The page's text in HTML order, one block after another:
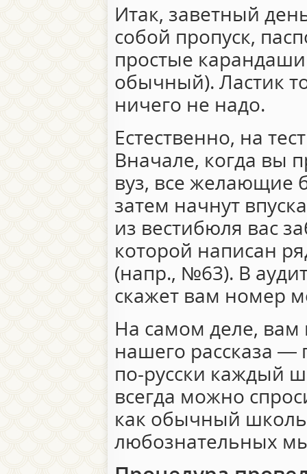
Итак, заветный
собой пропуск,
простые
обычный). Ластик
ничего не надо.
Естественно, на
Вначале, когда вы
вуз, все желающие
затем начнут
из вестибюля вас
которой написан
(напр., №63). В
скажет вам номер
На самом деле, вам
нашего рассказа —
по-русски каждый
всегда можно
как обычный
любознательных